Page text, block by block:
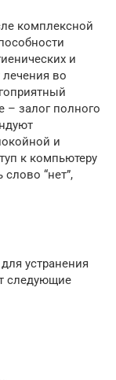
комплексной
и
во
– залог полного
и
к компьютеру
“нет”,
устранения
следующие